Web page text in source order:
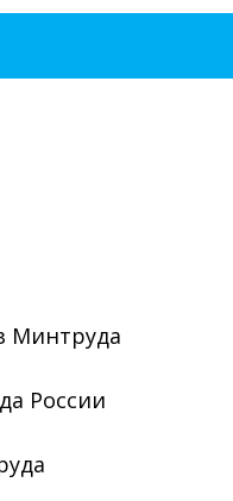
Минтруда
России